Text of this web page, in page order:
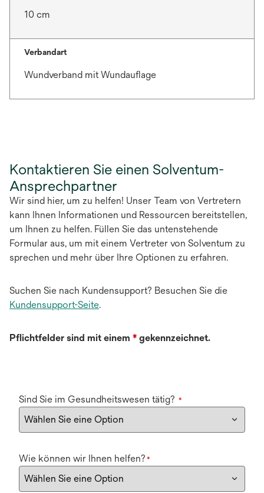
10 cm
Verbandart
Wundverband mit Wundauflage
Kontaktieren Sie einen Solventum-
Ansprechpartner
Wir sind hier, um zu helfen! Unser Team von Vertretern
kann Ihnen Informationen und Ressourcen bereitstellen,
um Ihnen zu helfen. Füllen Sie das untenstehende
Formular aus, um mit einem Vertreter von Solventum zu
sprechen und mehr über Ihre Optionen zu erfahren.
Suchen Sie nach Kundensupport? Besuchen Sie die
Kundensupport-Seite.
Pflichtfelder sind mit einem * gekennzeichnet.
Sind Sie im Gesundheitswesen tätig? *
Wie können wir Ihnen helfen? *